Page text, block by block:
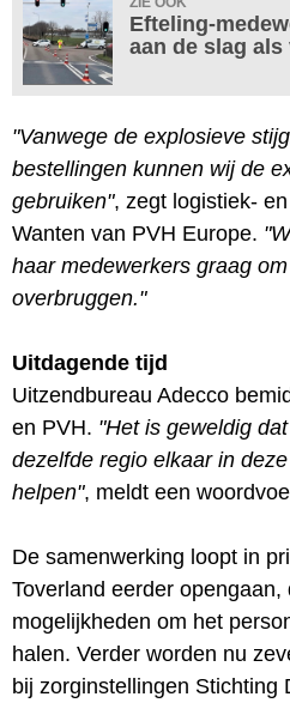
Efteling-
aan de slag
"Vanwege de explosieve
bestellingen kunnen wij de
gebruiken", zegt logistiek-
Wanten van PVH Europe.
haar medewerkers graag
overbruggen."
Uitdagende tijd
Uitzendbureau Adecco
en PVH. "Het is geweldig
dezelfde regio elkaar in
helpen", meldt een
De samenwerking loopt in
Toverland eerder opengaan,
mogelijkheden om het
halen. Verder worden nu
bij zorginstellingen Stichting